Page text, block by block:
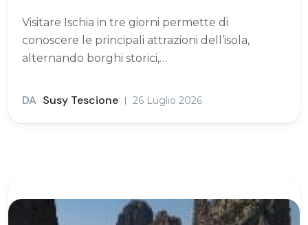
Visitare Ischia in tre giorni permette di
conoscere le principali attrazioni dell’isola,
alternando borghi storici,…
DA Susy Tescione 26 Luglio 2026